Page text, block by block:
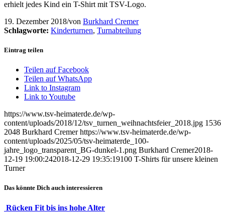
erhielt jedes Kind ein T-Shirt mit TSV-Logo.
19. Dezember 2018/von Burkhard Cremer
Schlagworte: Kinderturnen, Turnabteilung
Eintrag teilen
Teilen auf Facebook
Teilen auf WhatsApp
Link to Instagram
Link to Youtube
https://www.tsv-heimaterde.de/wp-
content/uploads/2018/12/tsv_turnen_weihnachtsfeier_2018.jpg 1536
2048 Burkhard Cremer https://www.tsv-heimaterde.de/wp-
content/uploads/2025/05/tsv-heimaterde_100-
jahre_logo_transparent_BG-dunkel-1.png Burkhard Cremer2018-
12-19 19:00:242018-12-29 19:35:19100 T-Shirts für unsere kleinen
Turner
Das könnte Dich auch interessieren
Rücken Fit bis ins hohe Alter